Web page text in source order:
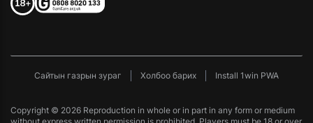
Сайтын газрын зураг Холбоо барих Install 1win PWA
Copyright © 2026 Reproduction in whole or in part in any form or medium